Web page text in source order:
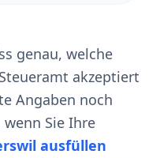
genau, welche
akzeptiert
Angaben noch
Sie Ihre
ausfüllen